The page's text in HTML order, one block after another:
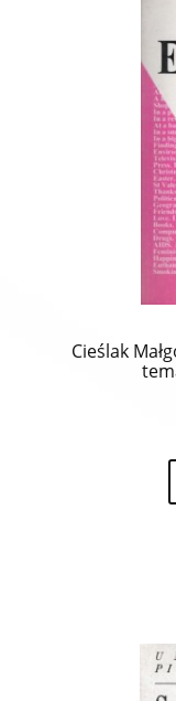
Cieślak